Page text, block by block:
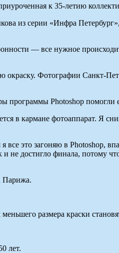
к 35-летию
серии «Инфра Петербург»,
— все нужное
окраску. Фотографии Санкт-
программы Photoshop помогли
в кармане фотоаппарат. Я
это загоняю в Photoshop,
не достигло финала, потому
Парижа.
размера краски
лет.